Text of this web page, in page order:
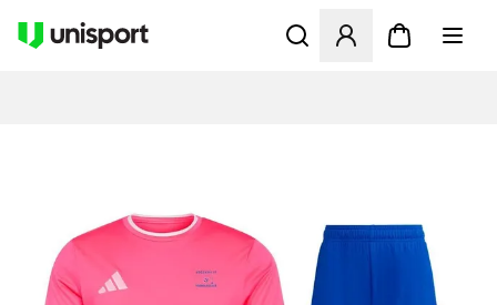
Åbner en Modal til at